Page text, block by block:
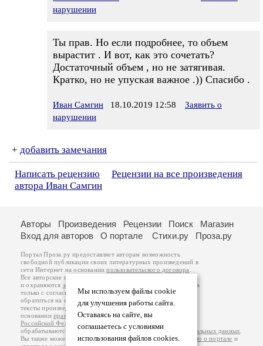
нарушении
Ты прав. Но если подробнее, то объем
вырастит . И вот, как это сочетать?
Достаточный объем , но не затягивая.
Кратко, но не упуская важное .)) Спасибо .
Иван Самгин 18.10.2019 12:58
Заявить о
нарушении
+ добавить замечания
Написать рецензию
Рецензии на все произведения
автора Иван Самгин
Мы используем файлы cookie
для улучшения работы сайта.
Оставаясь на сайте, вы
соглашаетесь с условиями
использования файлов cookies.
Авторы Произведения Рецензии Поиск
Магазин
Вход для авторов
О портале Стихи.ру Проза.ру
Портал Проза.ру предоставляет авторам возможность
свободной публикации своих литературных произведений в
сети Интернет на основаниипользовательского договора
Все авторские права на произведения принадлежат авторам
и охраняются законом
. Перепечатка произведений возможна
только с согласия его автора, к которому вы можете
обратиться на его авторской странице. Ответственность за
тексты произведений авторы несут самостоятельно на
основанииправил публикацииизаконодательства
Российской Федерации
обрабатываются на основанииПолитики обработки персональных данных
Вы также можете посмотреть более подробнуюинформацию о портале и